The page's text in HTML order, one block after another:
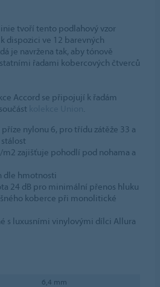
tvoří tento podlahový vzor
dispozici ve 12 barevných
je navržena tak, aby tónově
řadami kobercových čtverců
Accord se připojují k řadám
.
nylonu 6, pro třídu zátěže 33 a
m2 zajišťuje pohodlí pod nohama a
dle hmotnosti
24 dB pro minimální přenos hluku
koberce při monolitické
s luxusními vinylovými dílci Allura
6,4 mm